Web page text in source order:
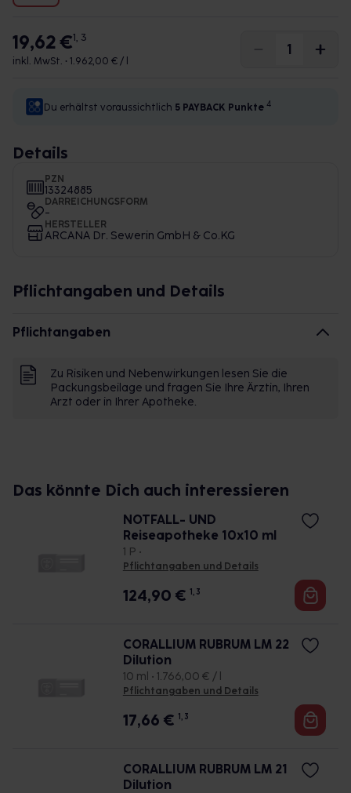
19,62 €1, 3
inkl. MwSt. • 1.962,00 € / l
Du erhältst voraussichtlich 5 PAYBACK Punkte 4
Details
PZN
13324885
DARREICHUNGSFORM
-
HERSTELLER
ARCANA Dr. Sewerin GmbH & Co.KG
Pflichtangaben und Details
Pflichtangaben
Zu Risiken und Nebenwirkungen lesen Sie die
Packungsbeilage und fragen Sie Ihre Ärztin, Ihren
Arzt oder in Ihrer Apotheke.
Das könnte Dich auch interessieren
NOTFALL- UND
Reiseapotheke 10x10 ml
1 P •
Pflichtangaben und Details
124,90 € 1, 3
CORALLIUM RUBRUM LM 22
Dilution
10 ml • 1.766,00 € / l
Pflichtangaben und Details
17,66 € 1, 3
CORALLIUM RUBRUM LM 21
Dilution